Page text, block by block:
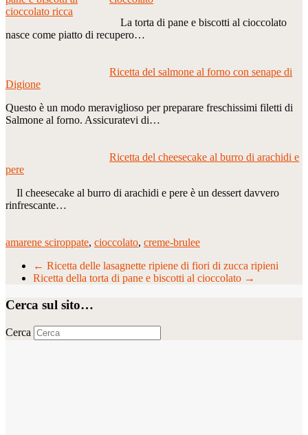
La torta di pane e biscotti al cioccolato
nasce come piatto di recupero…
Ricetta del salmone al forno con senape di
Digione
Questo è un modo meraviglioso per preparare freschissimi filetti di
Salmone al forno. Assicuratevi di…
Ricetta del cheesecake al burro di arachidi e
pere
Il cheesecake al burro di arachidi e pere è un dessert davvero
rinfrescante…
amarene sciroppate, cioccolato, creme-brulee
← Ricetta delle lasagnette ripiene di fiori di zucca ripieni
Ricetta della torta di pane e biscotti al cioccolato →
Cerca sul sito…
Cerca